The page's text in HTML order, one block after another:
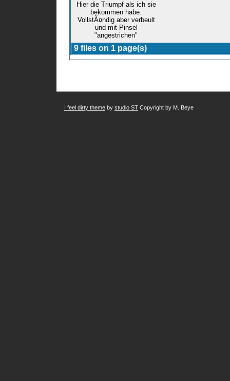
Hier die Triumpf als ich sie
bekommen habe.
VollstÃ¤ndig aber verbeult
und mit Pinsel
"angestrichen"
9 files on 1 page(s)
I feel dirty theme by studio ST Copyright by M. Beye